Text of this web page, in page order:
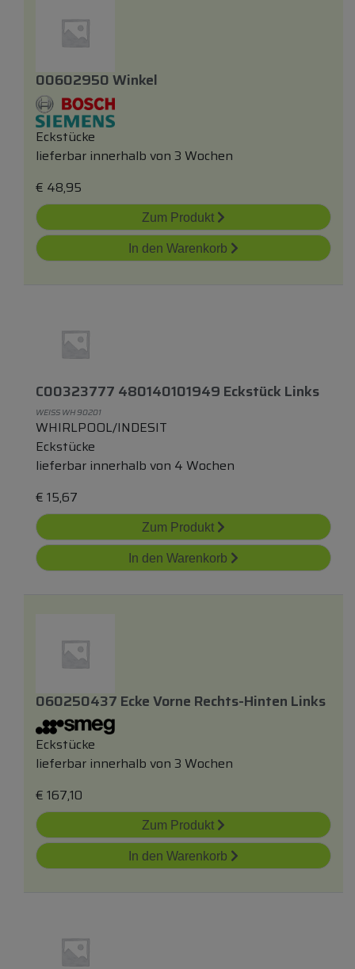
00602950 Winkel
Eckstücke
lieferbar innerhalb von 3 Wochen
€ 48,95
Zum Produkt
In den Warenkorb
C00323777 480140101949 Eckstück Links
WEISS WH 90201
WHIRLPOOL/INDESIT
Eckstücke
lieferbar innerhalb von 4 Wochen
€ 15,67
Zum Produkt
In den Warenkorb
060250437 Ecke Vorne Rechts-Hinten Links
Eckstücke
lieferbar innerhalb von 3 Wochen
€ 167,10
Zum Produkt
In den Warenkorb